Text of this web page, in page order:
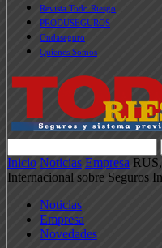
Revista Todo Riesgo
PRODUSEGUROS
Ondaseguro
Quienes Somos
Inicio Noticias Empresa
Internacional sobre Seguros
Noticias
Empresa
Novedades